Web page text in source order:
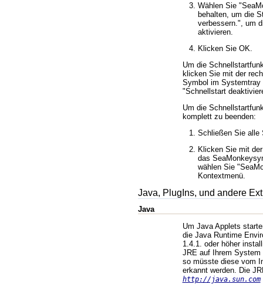
Wählen Sie
behalten, um die
verbessern.
, um
aktivieren.
Klicken Sie OK.
Um die
klicken Sie mit der
Symbol im Systemtray
"Schnellstart
Um die
komplett zu beenden:
Schließen Sie alle
Klicken Sie mit
das
wählen Sie
Kontextmenü.
Java, PlugIns, und andere
Java
Um Java Applets
die Java Runtime
1.4.1. oder höher
JRE auf Ihrem
so müsste diese vom
erkannt werden. Die
http://java.sun.com